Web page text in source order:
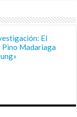
El
Pino Madariaga